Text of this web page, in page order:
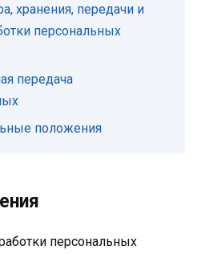
хранения, передачи и
персональных
передача
положения
персональных